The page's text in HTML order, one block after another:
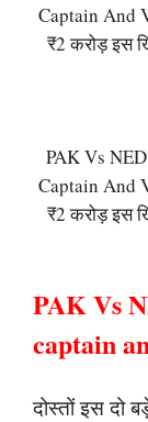
Captain And
₹2 करोड़ इस
PAK Vs
Captain And
₹2 करोड़ इस
PAK Vs
captain
दोस्तों इस दो